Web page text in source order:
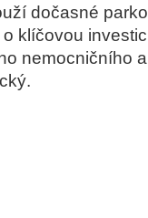
dočasné
klíčovou
nemocničního